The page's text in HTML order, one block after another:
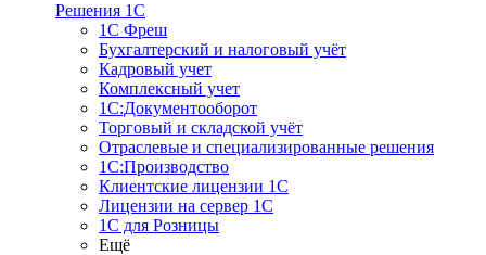
Решения 1С
1С Фреш
Бухгалтерский и налоговый учёт
Кадровый учет
Комплексный учет
1С:Документооборот
Торговый и складской учёт
Отраслевые и специализированные решения
1С:Производство
Клиентские лицензии 1С
Лицензии на сервер 1С
1С для Розницы
Ещё